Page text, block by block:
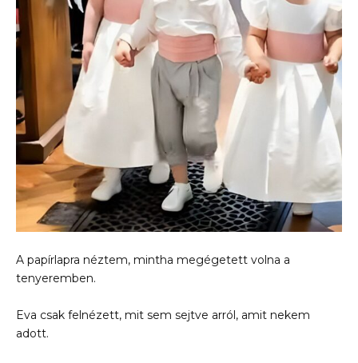
A papírlapra néztem, mintha megégetett volna a
tenyeremben.
Eva csak felnézett, mit sem sejtve arról, amit nekem
adott.